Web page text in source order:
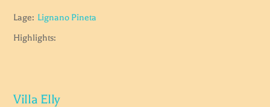
Lage: Lignano Pineta
Highlights:
Villa Elly